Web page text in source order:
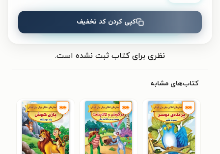
ثبت نظر
نظری برای کتاب ثبت نشده است.
کتاب‌های مشابه
کپی کردن کد تخفیف